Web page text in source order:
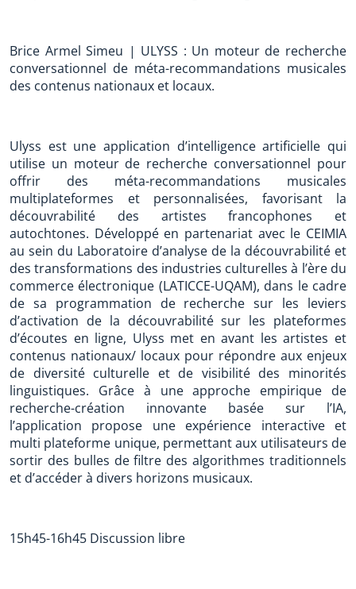
Brice Armel Simeu | ULYSS : Un moteur de recherche
conversationnel de méta-recommandations musicales
des contenus nationaux et locaux.
Ulyss est une application d’intelligence artificielle qui
utilise un moteur de recherche conversationnel pour
offrir des méta-recommandations musicales
multiplateformes et personnalisées, favorisant la
découvrabilité des artistes francophones et
autochtones. Développé en partenariat avec le CEIMIA
au sein du Laboratoire d’analyse de la découvrabilité et
des transformations des industries culturelles à l’ère du
commerce électronique (LATICCE-UQAM), dans le cadre
de sa programmation de recherche sur les leviers
d’activation de la découvrabilité sur les plateformes
d’écoutes en ligne, Ulyss met en avant les artistes et
contenus nationaux/ locaux pour répondre aux enjeux
de diversité culturelle et de visibilité des minorités
linguistiques. Grâce à une approche empirique de
recherche-création innovante basée sur l’IA,
l’application propose une expérience interactive et
multi plateforme unique, permettant aux utilisateurs de
sortir des bulles de filtre des algorithmes traditionnels
et d’accéder à divers horizons musicaux.
15h45-16h45 Discussion libre